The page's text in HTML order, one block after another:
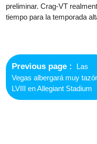
preliminar. Crag-VT
tiempo para la temporada
navigation
Previous page
post:
Las
Vegas albergará muy
LVIII en Allegiant Stadium